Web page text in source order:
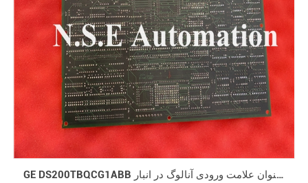
GE DS200TBQCG1ABB علامت گذاری به عنوان علامت ورودی آنالوگ در انبار